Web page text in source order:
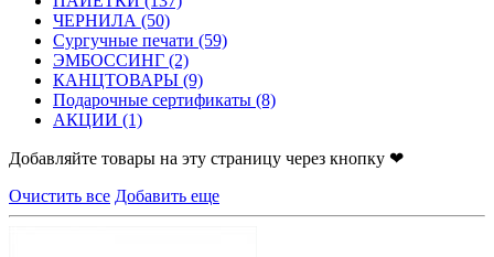
ЧЕРНИЛА (50)
Сургучные печати (59)
ЭМБОССИНГ (2)
КАНЦТОВАРЫ (9)
Подарочные сертификаты (8)
АКЦИИ (1)
Добавляйте товары на эту страницу через кнопку ❤
Очистить все Добавить еще